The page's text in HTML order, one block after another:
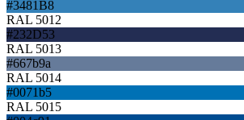
#3481B8
RAL 5012
#232D53
RAL 5013
#667b9a
RAL 5014
#0071b5
RAL 5015